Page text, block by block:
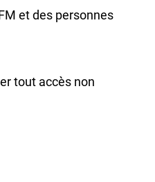
et des personnes
tout accès non